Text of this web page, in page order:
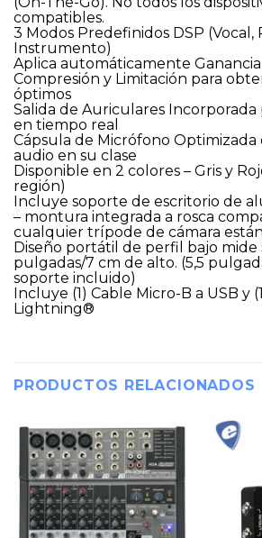
compatibles.
3 Modos Predefinidos DSP (Vocal,
Instrumento)
Aplica automáticamente
Compresión y Limitación para
óptimos
Salida de Auriculares
en tiempo real
Cápsula de Micrófono
audio en su clase
Disponible en 2 colores – Gris y
región)
Incluye soporte de escritorio de
– montura integrada a rosca
cualquier trípode de cámara
Diseño portátil de perfil bajo mide
pulgadas/7 cm de alto. (5,5
soporte incluido)
Incluye (1) Cable Micro-B a USB y
Lightning®
PRODUCTOS RELACIONADOS